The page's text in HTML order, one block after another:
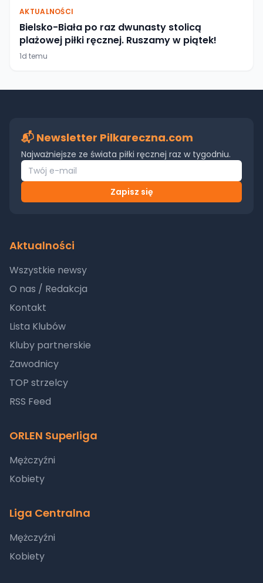
AKTUALNOŚCI
Bielsko-Biała po raz dwunasty stolicą
plażowej piłki ręcznej. Ruszamy w piątek!
1d temu
📬 Newsletter Pilkareczna.com
Najważniejsze ze świata piłki ręcznej raz w tygodniu.
Zapisz się
Aktualności
Wszystkie newsy
O nas / Redakcja
Kontakt
Lista Klubów
Kluby partnerskie
Zawodnicy
TOP strzelcy
RSS Feed
ORLEN Superliga
Mężczyźni
Kobiety
Liga Centralna
Mężczyźni
Kobiety